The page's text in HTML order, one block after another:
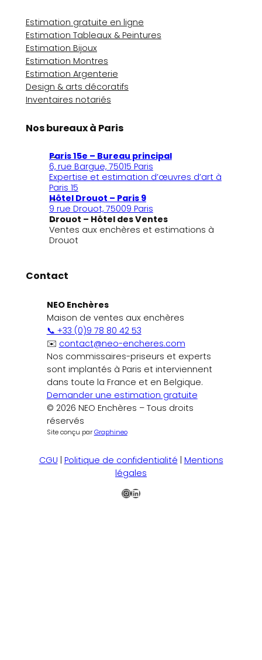
Estimation gratuite en ligne
Estimation Tableaux & Peintures
Estimation Bijoux
Estimation Montres
Estimation Argenterie
Design & arts décoratifs
Inventaires notariés
Nos bureaux à Paris
Paris 15e – Bureau principal
6, rue Bargue, 75015 Paris
Expertise et estimation d’œuvres d’art à
Paris 15
Hôtel Drouot – Paris 9
9 rue Drouot, 75009 Paris
Drouot – Hôtel des Ventes
Ventes aux enchères et estimations à
Drouot
Contact
NEO Enchères
Maison de ventes aux enchères
📞 +33 (0)9 78 80 42 53
✉️ contact@neo-encheres.com
Nos commissaires-priseurs et experts
sont implantés à Paris et interviennent
dans toute la France et en Belgique.
Demander une estimation gratuite
© 2026 NEO Enchères – Tous droits
réservés
Site conçu parGraphineo
CGU | Politique de confidentialité | Mentions
légales
Instagram
LinkedIn